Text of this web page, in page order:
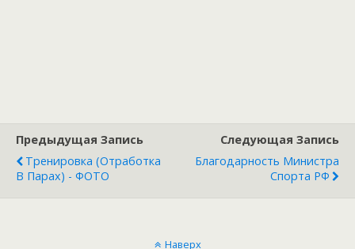
Предыдущая Запись
Тренировка (отработка
В Парах) - ФОТО
Следующая Запись
Благодарность Министра
Спорта РФ
Наверх